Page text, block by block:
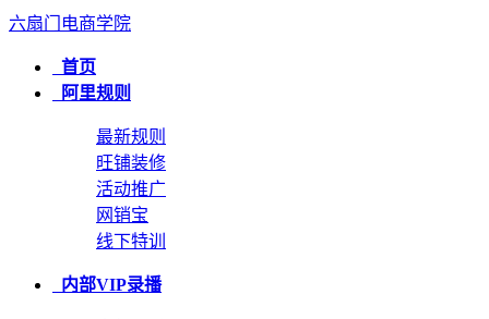
六扇门电商学院
首页
阿里规则
最新规则
旺铺装修
活动推广
网销宝
线下特训
内部VIP录播